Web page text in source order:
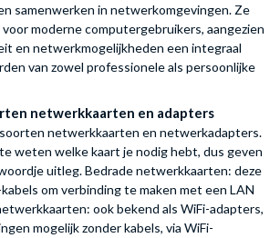
samenwerken in netwerkomgevingen. Ze
voor moderne computergebruikers, aangezien
en netwerkmogelijkheden een integraal
van zowel professionele als persoonlijke
netwerkkaarten en adapters
netwerkkaarten en netwerkadapters.
weten welke kaart je nodig hebt, dus geven
uitleg. Bedrade netwerkkaarten: deze
om verbinding te maken met een LAN
ook bekend als WiFi-adapters,
mogelijk zonder kabels, via WiFi-